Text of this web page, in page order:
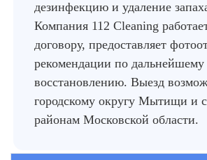
дезинфекцию и удаление
Компания 112 Cleaning
договору, предоставляет
рекомендации по дальнейшему
восстановлению. Выезд
городскому округу Мытищи и
районам Московской области.